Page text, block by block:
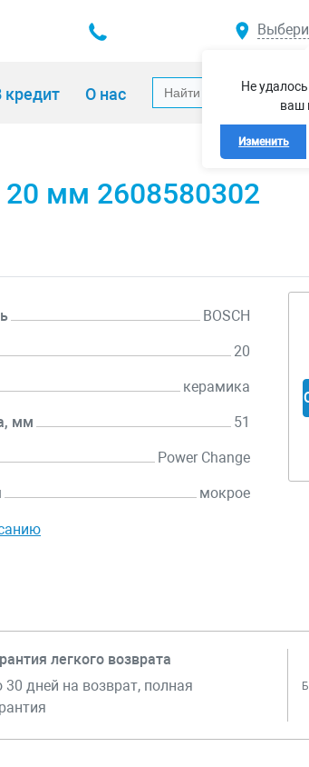
Не
ваш
Изменить
кредит О нас
20 мм 2608580302
BOSCH
20
керамика
мм 51
Power Change
мокрое
легкого возврата
30 дней на возврат, полная